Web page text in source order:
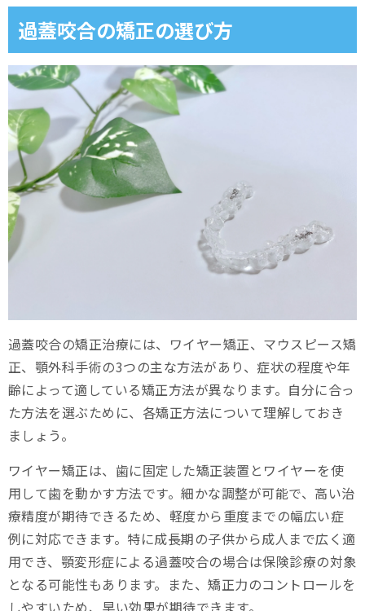
過蓋咬合の矯正の選び方
過蓋咬合の矯正治療には、ワイヤー矯正、マウスピース矯
正、顎外科手術の3つの主な方法があり、症状の程度や年
齢によって適している矯正方法が異なります。自分に合っ
た方法を選ぶために、各矯正方法について理解しておき
ましょう。
ワイヤー矯正は、歯に固定した矯正装置とワイヤーを使
用して歯を動かす方法です。細かな調整が可能で、高い治
療精度が期待できるため、軽度から重度までの幅広い症
例に対応できます。特に成長期の子供から成人まで広く適
用でき、顎変形症による過蓋咬合の場合は保険診療の対象
となる可能性もあります。また、矯正力のコントロールを
しやすいため、早い効果が期待できます。